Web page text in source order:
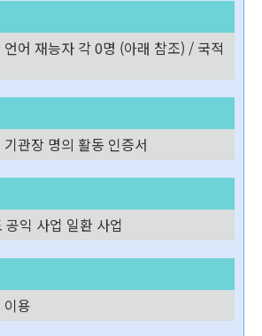
어 재능자 각 0명 (아래 참조) / 국적
관장 명의 활동 인증서
익 사업 일환 사업
용